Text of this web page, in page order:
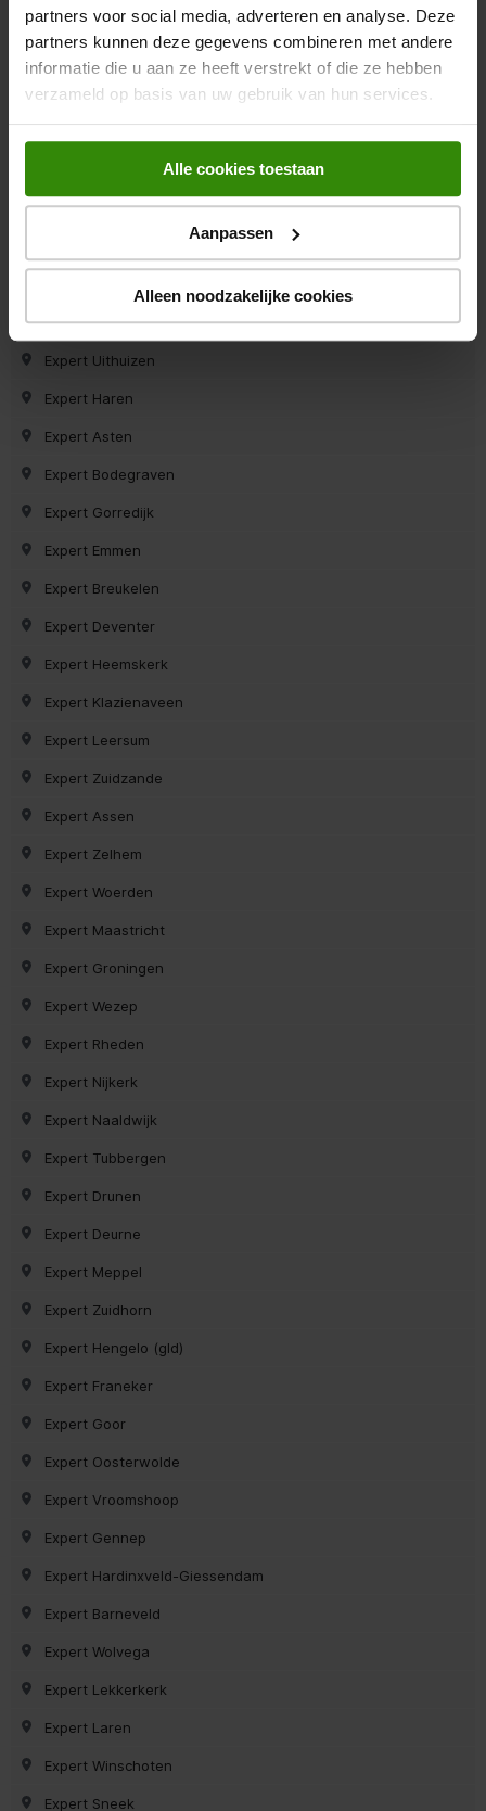
partners voor social media, adverteren en analyse. Deze
partners kunnen deze gegevens combineren met andere
informatie die u aan ze heeft verstrekt of die ze hebben
verzameld op basis van uw gebruik van hun services.
Alle cookies toestaan
Aanpassen
Alleen noodzakelijke cookies
Expert Zutphen
Expert Ermelo
Expert Leeuwarden
Expert Roden
Expert Dirksland
Expert Uithuizen
Expert Haren
Expert Asten
Expert Bodegraven
Expert Gorredijk
Expert Emmen
Expert Breukelen
Expert Deventer
Expert Heemskerk
Expert Klazienaveen
Expert Leersum
Expert Zuidzande
Expert Assen
Expert Zelhem
Expert Woerden
Expert Maastricht
Expert Groningen
Expert Wezep
Expert Rheden
Expert Nijkerk
Expert Naaldwijk
Expert Tubbergen
Expert Drunen
Expert Deurne
Expert Meppel
Expert Zuidhorn
Expert Hengelo (gld)
Expert Franeker
Expert Goor
Expert Oosterwolde
Expert Vroomshoop
Expert Gennep
Expert Hardinxveld-Giessendam
Expert Barneveld
Expert Wolvega
Expert Lekkerkerk
Expert Laren
Expert Winschoten
Expert Sneek